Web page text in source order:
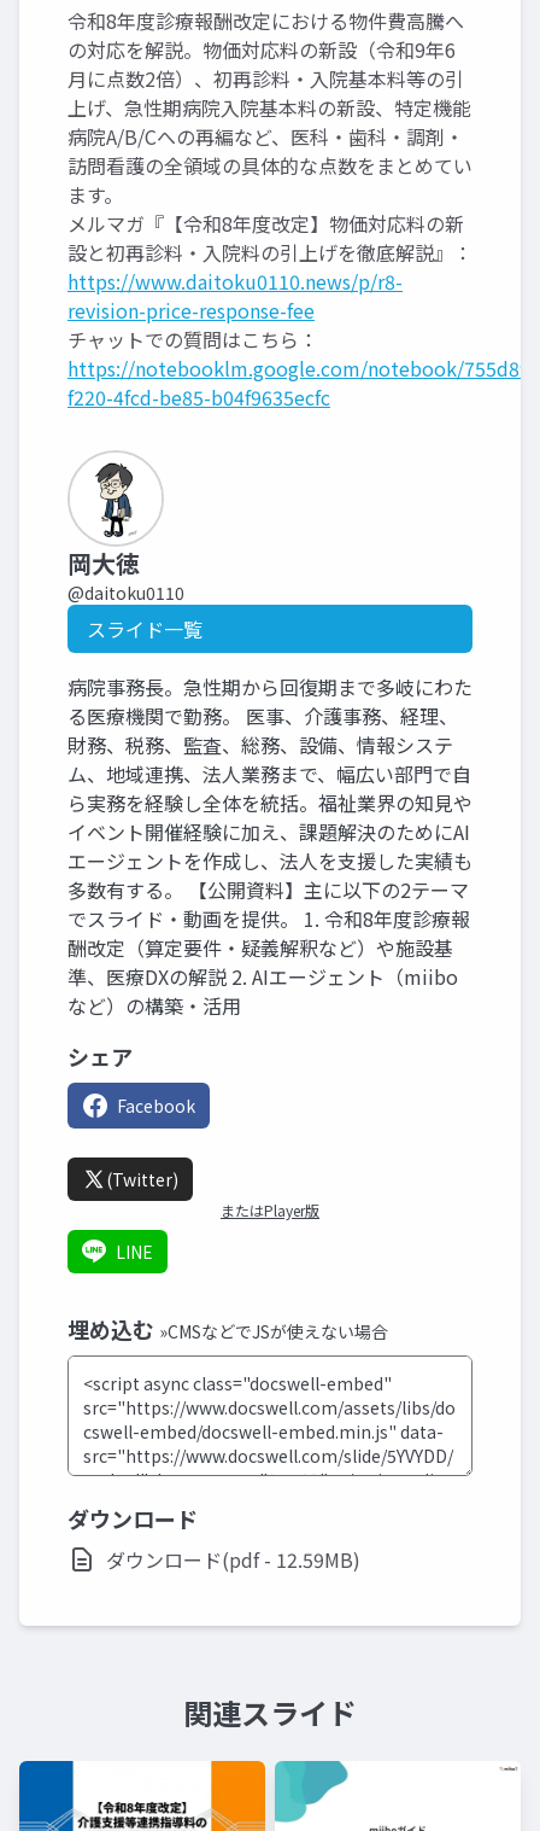
令和8年度診療報酬改定における物件費高騰へ
の対応を解説。物価対応料の新設（令和9年6
月に点数2倍）、初再診料・入院基本料等の引
上げ、急性期病院入院基本料の新設、特定機能
病院A/B/Cへの再編など、医科・歯科・調剤・
訪問看護の全領域の具体的な点数をまとめてい
ます。
メルマガ『【令和8年度改定】物価対応料の新
設と初再診料・入院料の引上げを徹底解説』：
https://www.daitoku0110.news/p/r8-
revision-price-response-fee
チャットでの質問はこちら：
https://notebooklm.google.com/notebook/
f220-4fcd-be85-b04f9635ecfc
岡大徳
@daitoku0110
スライド一覧
病院事務長。急性期から回復期まで多岐にわた
る医療機関で勤務。 医事、介護事務、経理、
財務、税務、監査、総務、設備、情報システ
ム、地域連携、法人業務まで、幅広い部門で自
ら実務を経験し全体を統括。福祉業界の知見や
イベント開催経験に加え、課題解決のためにAI
エージェントを作成し、法人を支援した実績も
多数有する。 【公開資料】主に以下の2テーマ
でスライド・動画を提供。 1. 令和8年度診療報
酬改定（算定要件・疑義解釈など）や施設基
準、医療DXの解説 2. AIエージェント（miibo
など）の構築・活用
シェア
Facebook
(Twitter)
またはPlayer版
LINE
埋め込む »CMSなどでJSが使えない場合
ダウンロード
ダウンロード(pdf - 12.59MB)
関連スライド